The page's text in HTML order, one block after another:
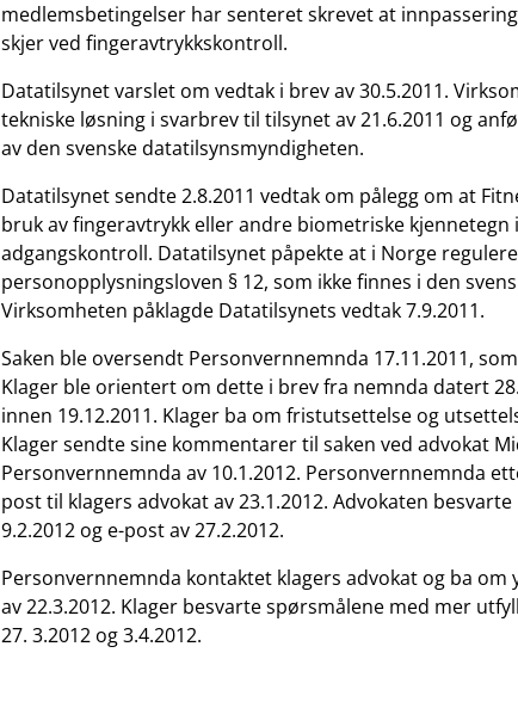
medlemsbetingelser har senteret skrevet at
skjer ved fingeravtrykkskontroll.
Datatilsynet varslet om vedtak i brev av 30.5.2011.
tekniske løsning i svarbrev til tilsynet av 21.6.2011 og
av den svenske datatilsynsmyndigheten.
Datatilsynet sendte 2.8.2011 vedtak om pålegg om at
bruk av fingeravtrykk eller andre biometriske kjennetegn
adgangskontroll. Datatilsynet påpekte at i Norge
personopplysningsloven § 12, som ikke finnes i den
Virksomheten påklagde Datatilsynets vedtak 7.9.2011.
Saken ble oversendt Personvernnemnda 17.11.2011,
Klager ble orientert om dette i brev fra nemnda datert
innen 19.12.2011. Klager ba om fristutsettelse og
Klager sendte sine kommentarer til saken ved advokat
Personvernnemnda av 10.1.2012. Personvernnemnda
post til klagers advokat av 23.1.2012. Advokaten
9.2.2012 og e-post av 27.2.2012.
Personvernnemnda kontaktet klagers advokat og ba
av 22.3.2012. Klager besvarte spørsmålene med mer
27. 3.2012 og 3.4.2012.